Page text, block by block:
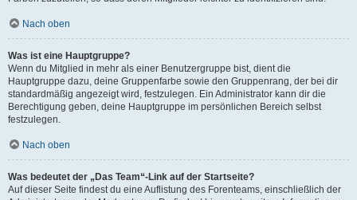
Nach oben
Was ist eine Hauptgruppe?
Wenn du Mitglied in mehr als einer Benutzergruppe bist, dient die
Hauptgruppe dazu, deine Gruppenfarbe sowie den Gruppenrang, der bei dir
standardmäßig angezeigt wird, festzulegen. Ein Administrator kann dir die
Berechtigung geben, deine Hauptgruppe im persönlichen Bereich selbst
festzulegen.
Nach oben
Was bedeutet der „Das Team“-Link auf der Startseite?
Auf dieser Seite findest du eine Auflistung des Forenteams, einschließlich der